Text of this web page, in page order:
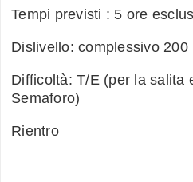
Tempi previsti : 5 ore
Dislivello: complessivo 200
Difficoltà: T/E (per la salita
Semaforo)
Rientro